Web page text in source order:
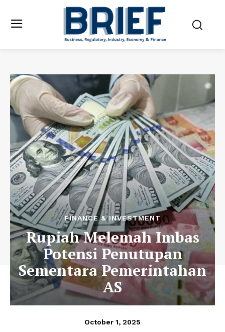
FINANCE & INVESTMENT
Rupiah Melemah Imbas
Potensi Penutupan
Sementara Pemerintahan
AS
October 1, 2025